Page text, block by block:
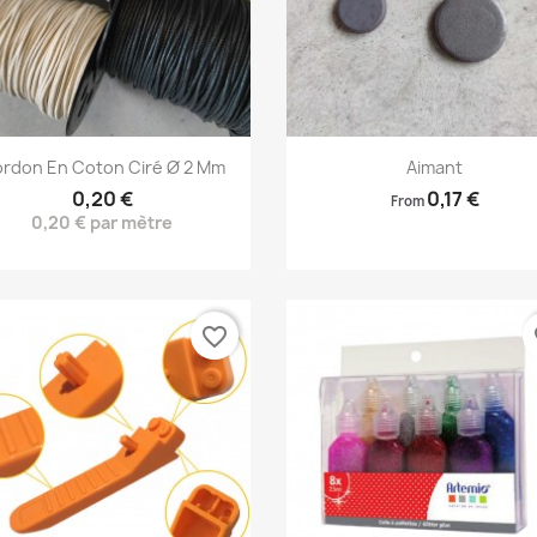
Aperçu rapide
En Coton Ciré Ø 2 Mm
0,20 €
0,20 € par mètre
Aperçu rapide
Aimant
From 0,17 €
favorite_border